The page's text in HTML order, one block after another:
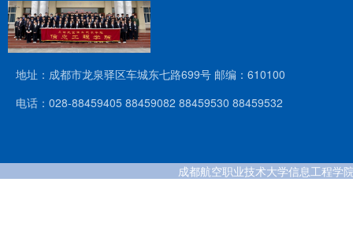
地址：成都市龙泉驿区车城东七路699号 邮编：610100
电话：028-88459405 88459082 88459530 88459532
成都航空职业技术大学信息工程